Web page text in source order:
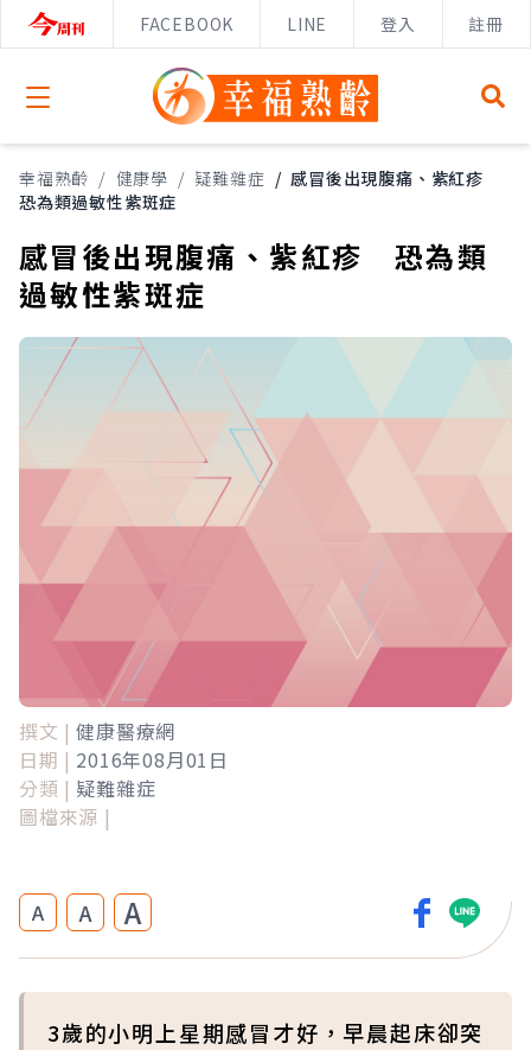
FACEBOOK LINE 登入 註冊
Open menu
幸福熟齡 / 健康學 / 疑難雜症 / 感冒後出現腹痛、紫紅疹
恐為類過敏性紫斑症
感冒後出現腹痛、紫紅疹 恐為類
過敏性紫斑症
撰文 | 健康醫療網
日期 | 2016年08月01日
分類 | 疑難雜症
圖檔來源 |
A A A
3歲的小明上星期感冒才好，早晨起床卻突